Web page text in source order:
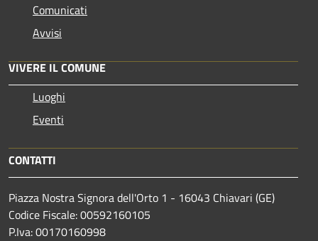
Comunicati
Avvisi
VIVERE IL COMUNE
Luoghi
Eventi
CONTATTI
Piazza Nostra Signora dell'Orto 1 - 16043 Chiavari (GE)
Codice Fiscale: 00592160105
P.Iva: 00170160998